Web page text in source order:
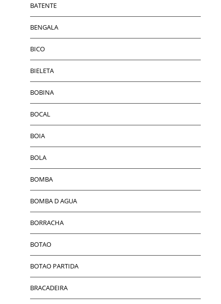
BATENTE
BENGALA
BICO
BIELETA
BOBINA
BOCAL
BOIA
BOLA
BOMBA
BOMBA D AGUA
BORRACHA
BOTAO
BOTAO PARTIDA
BRACADEIRA